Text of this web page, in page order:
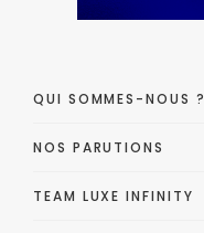
QUI SOMMES-NOUS ?
NOS PARUTIONS
TEAM LUXE INFINITY